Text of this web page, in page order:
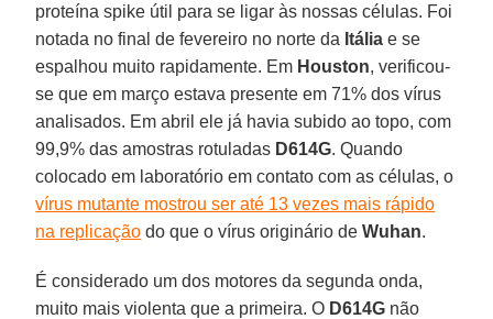
proteína spike útil para se ligar às nossas células. Foi
notada no final de fevereiro no norte da Itália e se
espalhou muito rapidamente. Em Houston, verificou-
se que em março estava presente em 71% dos vírus
analisados. Em abril ele já havia subido ao topo, com
99,9% das amostras rotuladas D614G. Quando
colocado em laboratório em contato com as células, o
vírus mutante mostrou ser até 13 vezes mais rápido
na replicação do que o vírus originário deWuhan.
É considerado um dos motores da segunda onda,
muito mais violenta que a primeira. O D614G não